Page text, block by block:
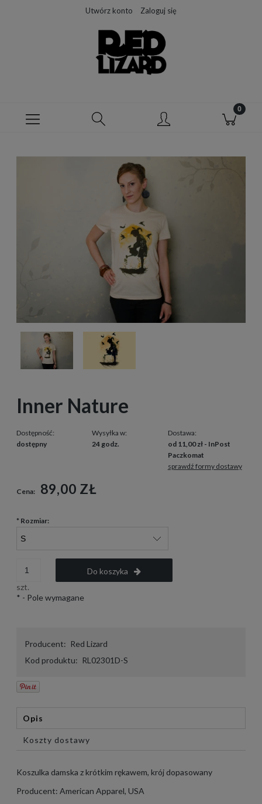
Utwórz konto Zaloguj się
Inner Nature
Dostępność:
dostępny
Wysyłka w:
24 godz.
Dostawa:
od 11,00 zł - InPost
Paczkomat
sprawdź formy dostawy
Cena: 89,00 ZŁ
* Rozmiar:
szt.
Do koszyka
* - Pole wymagane
Producent: Red Lizard
Kod produktu: RL02301D-S
Opis
Koszty dostawy
Koszulka damska z krótkim rękawem, krój dopasowany
Producent: American Apparel, USA